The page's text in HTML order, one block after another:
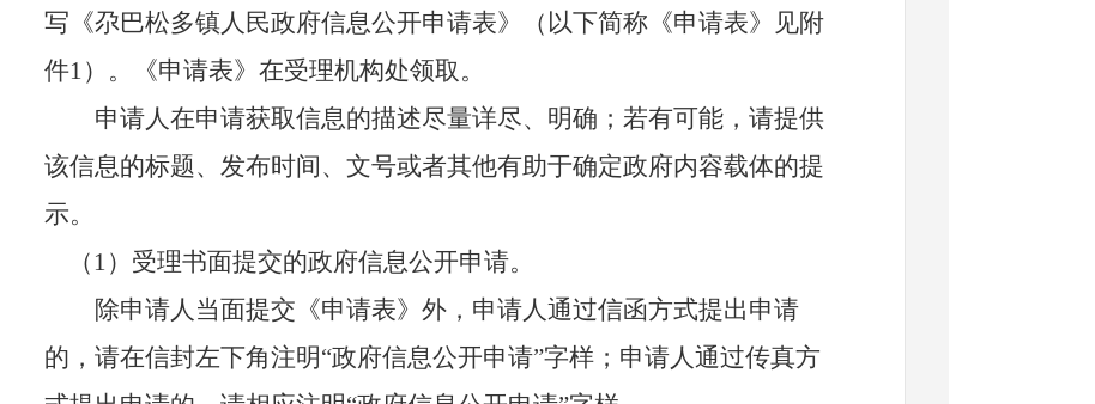
写《尕巴松多镇人民政府信息公开申请表》（以下简称《申请表》见附
件1）。《申请表》在受理机构处领取。
申请人在申请获取信息的描述尽量详尽、明确；若有可能，请提供
该信息的标题、发布时间、文号或者其他有助于确定政府内容载体的提
示。
（1）受理书面提交的政府信息公开申请。
除申请人当面提交《申请表》外，申请人通过信函方式提出申请
的，请在信封左下角注明“政府信息公开申请”字样；申请人通过传真方